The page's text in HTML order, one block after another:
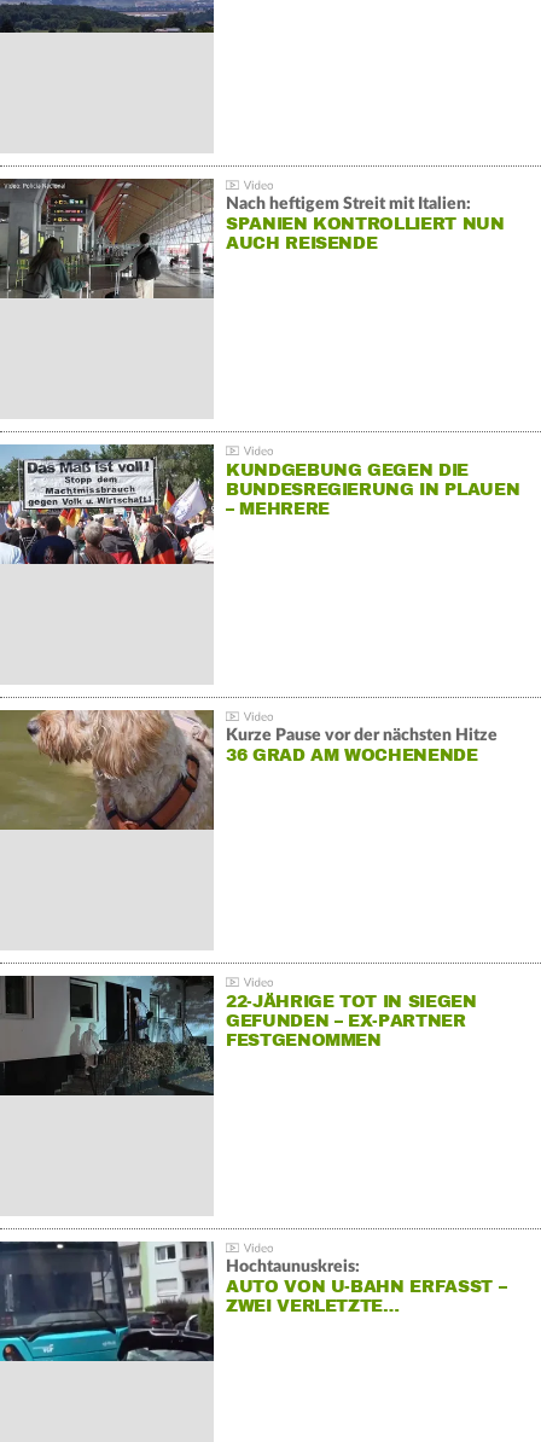
Nach heftigem Streit mit Italien:
SPANIEN KONTROLLIERT NUN
AUCH REISENDE
KUNDGEBUNG GEGEN DIE
BUNDESREGIERUNG IN PLAUEN
– MEHRERE
Kurze Pause vor der nächsten Hitze
36 GRAD AM WOCHENENDE
22-JÄHRIGE TOT IN SIEGEN
GEFUNDEN – EX-PARTNER
FESTGENOMMEN
Hochtaunuskreis:
AUTO VON U-BAHN ERFASST –
ZWEI VERLETZTE…